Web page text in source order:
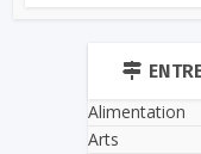
Alimentation
Arts